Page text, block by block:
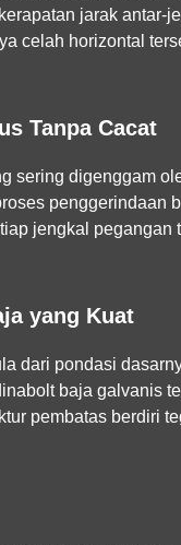
jarak antar-
celah horizontal
Tanpa Cacat
sering digenggam
penggerindaan
jengkal
yang Kuat
dari pondasi
baja galvanis
pembatas berdiri